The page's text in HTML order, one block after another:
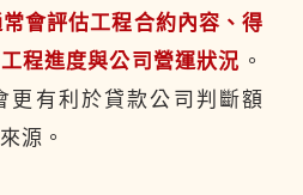
會評估工程合約內容、得
程進度與公司營運狀況 。
更有利於貸款公司判斷額
源。